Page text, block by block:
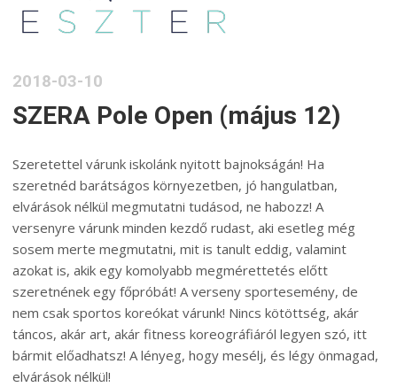
2018-03-10
SZERA Pole Open (május 12)
Szeretettel várunk iskolánk nyitott bajnokságán! Ha
szeretnéd barátságos környezetben, jó hangulatban,
elvárások nélkül megmutatni tudásod, ne habozz! A
versenyre várunk minden kezdő rudast, aki esetleg még
sosem merte megmutatni, mit is tanult eddig, valamint
azokat is, akik egy komolyabb megmérettetés előtt
szeretnének egy főpróbát! A verseny sportesemény, de
nem csak sportos koreókat várunk! Nincs kötöttség, akár
táncos, akár art, akár fitness koreográfiáról legyen szó, itt
bármit előadhatsz! A lényeg, hogy mesélj, és légy önmagad,
elvárások nélkül!